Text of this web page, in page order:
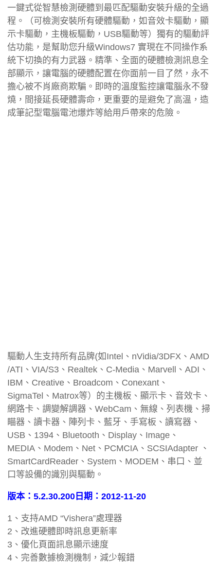
一鍵式從智慧檢測硬體到最匹配驅動安裝升級的全過
程。（可檢測安裝所有硬體驅動，如音效卡驅動，顯
示卡驅動，主機板驅動，USB驅動等）獨有的驅動評
估功能，是幫助您升級Windows7 實現在不同操作系
統下切換的有力武器。精準、全面的硬體檢測訊息全
部顯示，讓電腦的硬體配置在你面前一目了然，永不
擔心被不肖廠商欺騙。即時的溫度監控讓電腦永不發
燒，間接延長硬體壽命，更重要的是避免了高溫，造
成筆記型電腦電池爆炸等給用戶帶來的危險。
驅動人生支持所有品牌(如Intel、nVidia/3DFX、AMD
/ATI、VIA/S3、Realtek、C-Media、Marvell、ADI、
IBM、Creative、Broadcom、Conexant、
SigmaTel、Matrox等）的主機板、顯示卡、音效卡、
網路卡、調變解調器、WebCam、無線、列表機、掃
瞄器、讀卡器、陣列卡、藍牙、手寫板、讀寫器、
USB、1394、Bluetooth、Display、Image、
MEDIA、Modem、Net、PCMCIA、SCSIAdapter 、
SmartCardReader、System、MODEM、串口、並
口等設備的識別與驅動。
版本：5.2.30.200日期：2012-11-20
1、支持AMD “Vishera”處理器
2、改進硬體即時訊息更新率
3、優化頁面訊息顯示速度
4、完善數據檢測機制，減少報錯